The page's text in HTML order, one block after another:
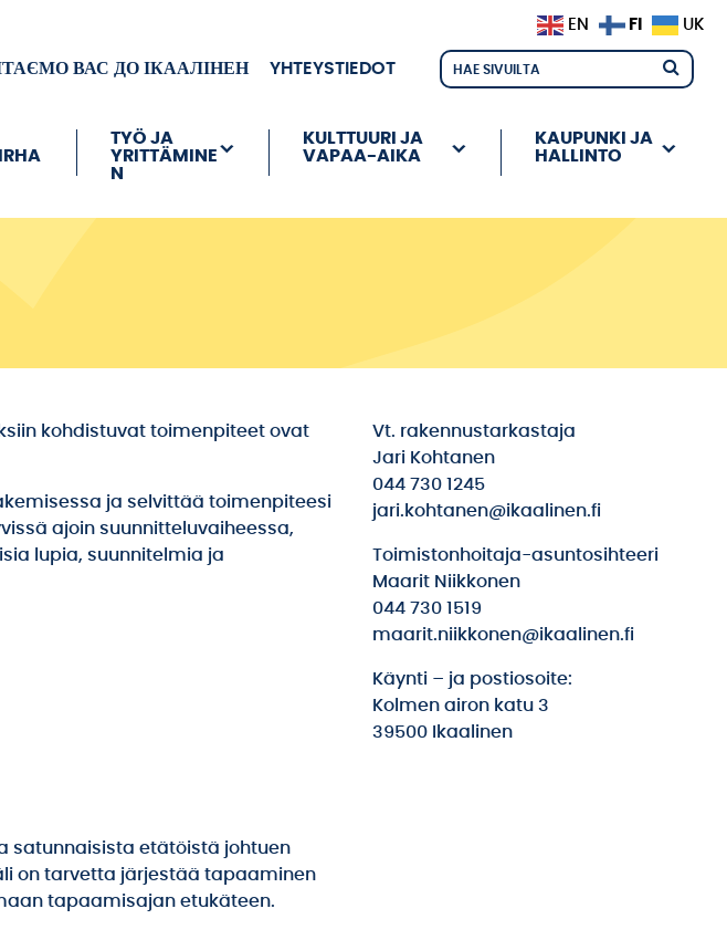
ВАС ДО ІКААЛІНЕН YHTEYSTIEDOT
TYÖ JA
YRITTÄMINE
N
KULTTUURI JA
VAPAA-AIKA
KAUPUNKI JA
HALLINTO
kohdistuvat toimenpiteet ovat
ja selvittää toimenpiteesi
ajoin suunnitteluvaiheessa,
lupia, suunnitelmia ja
satunnaisista etätöistä johtuen
on tarvetta järjestää tapaaminen
tapaamisajan etukäteen.
Vt. rakennustarkastaja
Jari Kohtanen
044 730 1245
jari.kohtanen@ikaalinen.fi
Toimistonhoitaja-asuntosihteeri
Maarit Niikkonen
044 730 1519
maarit.niikkonen@ikaalinen.fi
Käynti – ja postiosoite:
Kolmen airon katu 3
39500 Ikaalinen
EN FI UK